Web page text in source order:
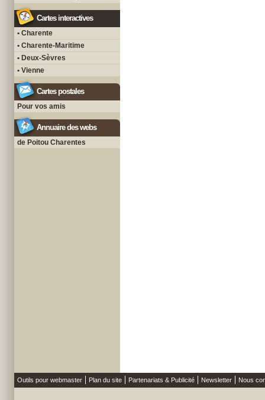
Cartes interactives
• Charente
• Charente-Maritime
• Deux-Sèvres
• Vienne
Cartes postales
Pour vos amis
Annuaire des webs
de Poitou Charentes
Outils pour webmaster Plan du site Partenariats & Publicité Newsletter Nous